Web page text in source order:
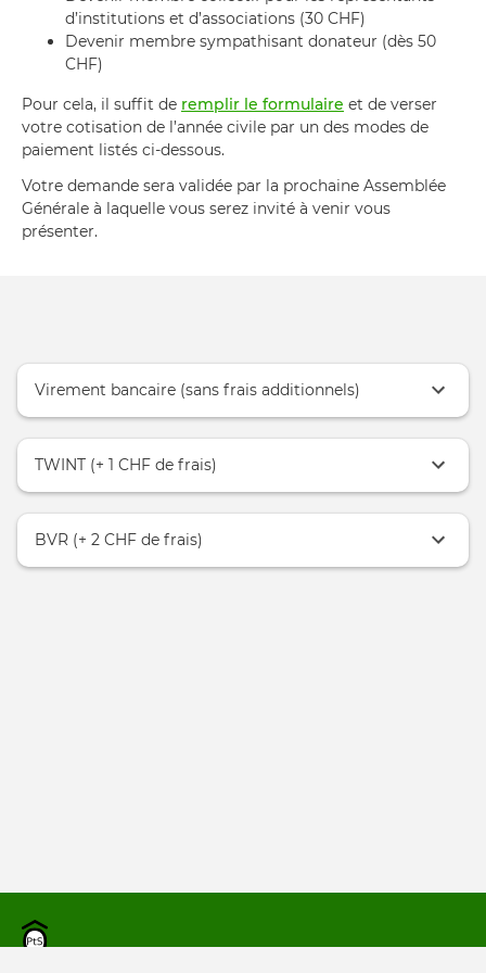
d’institutions et d’associations (30 CHF)
Devenir membre sympathisant donateur (dès 50
CHF)
Pour cela, il suffit de remplir le formulaire et de verser
votre cotisation de l’année civile par un des modes de
paiement listés ci-dessous.
Votre demande sera validée par la prochaine Assemblée
Générale à laquelle vous serez invité à venir vous
présenter.
Virement bancaire (sans frais additionnels)
TWINT (+ 1 CHF de frais)
BVR (+ 2 CHF de frais)